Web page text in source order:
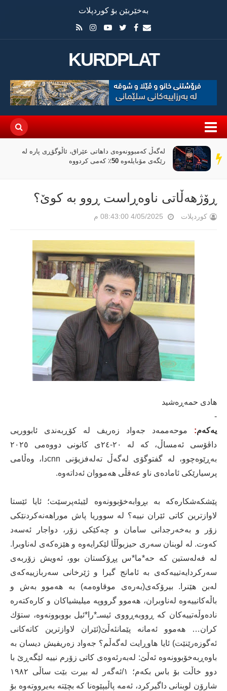
بەخێربێن بۆ کوردپلات
KURDPLAT
سەر
دێڕ
لەگەڵ کەمبوونەوەی داهاتی عێراق، ئاڵوگۆڕی پارە لە
رێگەی مۆبایلەوە 50٪ کەمی کردووە
ڕۆژهەڵاتی ناوەڕاست ڕوو بە کوێ؟
کوردپلات 4/05/2025 08:43:00 م
هادی حمەڕەشید
-
یەکەم: موحەممەد جەواد زەریف لە کۆڕبەندی ئابووریی
داڤۆسی ئەمساڵ، کە لە ٢٠-٢٤ی کانونی دووەمی ٢٠٢٥
بەڕێوەچوو، لە گفتوگۆی لەگەڵ تەلەفزیۆنی cnnدا، وەڵامی
پرسیارێکی ئامادەی ناو عەقڵی هەمووان ئەداتەوە.
پێشکەشکارەکە بە بڕوابەخۆبوونەوە لێیئەپرسێت؛ ئایا ئێستا
لاوازترین کاتی ئێران نییە؟ لە سووریا پاش موراهەنەکردنێکی
زۆر و بەخەرجدانی سامان و چەکێکی زۆر، دواجار ئەسەد
کەوت. لە لوبنان سەری حیزبوڵڵا لێکرایەوە و هێزەکەی لەناوبرا.
لە فەلەستین کە حە*ما*س پڕۆکستان بوو، ئەویش زۆربەی
سەرکردایەتییەکەی بە ئامانج گیرا و ژێرخانی سەربازییەکەی
لەبن هێنرا. بیرۆکەی(بەرەی موقاوەمە) بە هەموو بەش و
باڵەکانییەوە لەناوبران، هەموو گرووپە میلیشیاکان و کارەکتەرە
نادەوڵەتییەکان کە ڕووبەڕووی ئیسـ*را*ئیل بووبوونەوە، ستۆك
کران… هەموو ئەمانە پێمانئەڵێ(ئێران لاوازترین کاتەکانی
ئەگوزەرێنێت) ئایا هاوڕایت لەگەڵم؟ جەواد زەریفیش دیسان بە
باوەڕبەخۆبوونەوە ئەڵێ: لەبەرئەوەی کاتی زۆرم نییە لێگەڕێ با
دوو خاڵت بۆ باس بکەم؛ ١/ئەگەر لە بیرت بێت ساڵی ١٩٨٢
شارۆن لوبنانی داگیرکرد، ئەمە پاڵیپێوەنا کە بچێتە بەیرووتەوە بۆ